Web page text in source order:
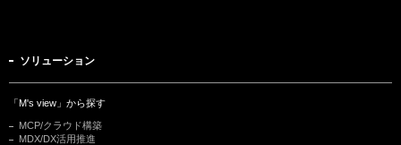
ソリューション
「M's view」から探す
MCP/クラウド構築
MDX/DX活用推進